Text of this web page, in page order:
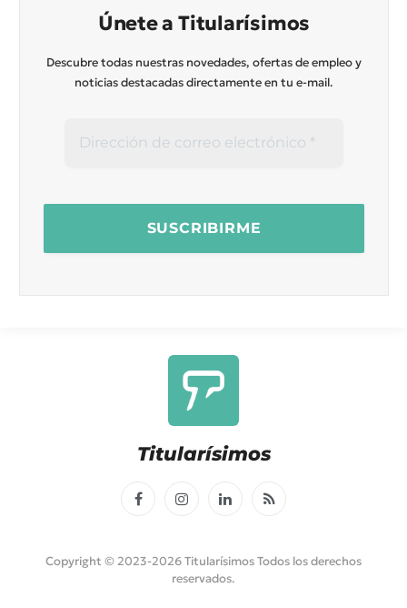
Únete a Titularísimos
Descubre todas nuestras novedades, ofertas de empleo y
noticias destacadas directamente en tu e-mail.
Titularísimos
FacebookInstagramLinkedInRSS
Copyright © 2023-2026 Titularísimos Todos los derechos
reservados.